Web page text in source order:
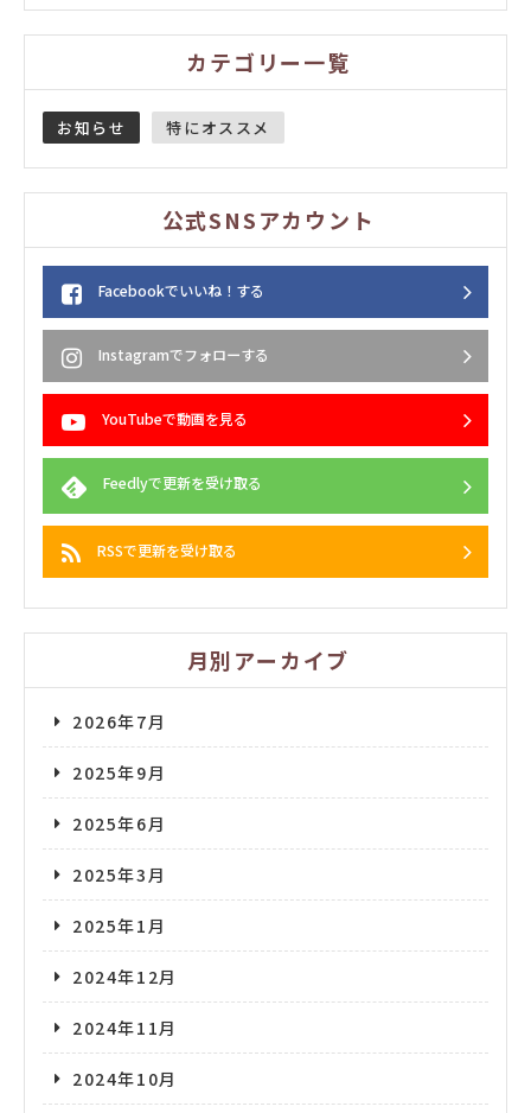
カテゴリー一覧
お知らせ 特にオススメ
公式SNSアカウント
Facebookでいいね！する
Instagramでフォローする
YouTubeで動画を見る
Feedlyで更新を受け取る
RSSで更新を受け取る
月別アーカイブ
2026年7月
2025年9月
2025年6月
2025年3月
2025年1月
2024年12月
2024年11月
2024年10月